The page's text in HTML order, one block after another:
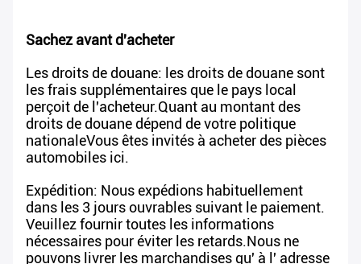
Sachez avant d'acheter
Les droits de douane: les droits de douane sont
les frais supplémentaires que le pays local
perçoit de l'acheteur.Quant au montant des
droits de douane dépend de votre politique
nationaleVous êtes invités à acheter des pièces
automobiles ici.
Expédition: Nous expédions habituellement
dans les 3 jours ouvrables suivant le paiement.
Veuillez fournir toutes les informations
nécessaires pour éviter les retards.Nous ne
pouvons livrer les marchandises qu' à l' adresse